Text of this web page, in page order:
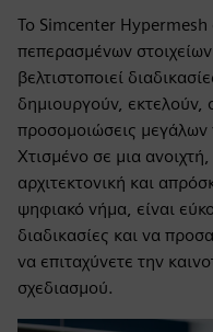
Το Simcenter Hypermesh
πεπερασμένων
βελτιστοποιεί
δημιουργούν, εκτελούν,
προσομοιώσεις μεγάλων
Χτισμένο σε μια
αρχιτεκτονική και
ψηφιακό νήμα, είναι
διαδικασίες και να
να επιταχύνετε την
σχεδιασμού.